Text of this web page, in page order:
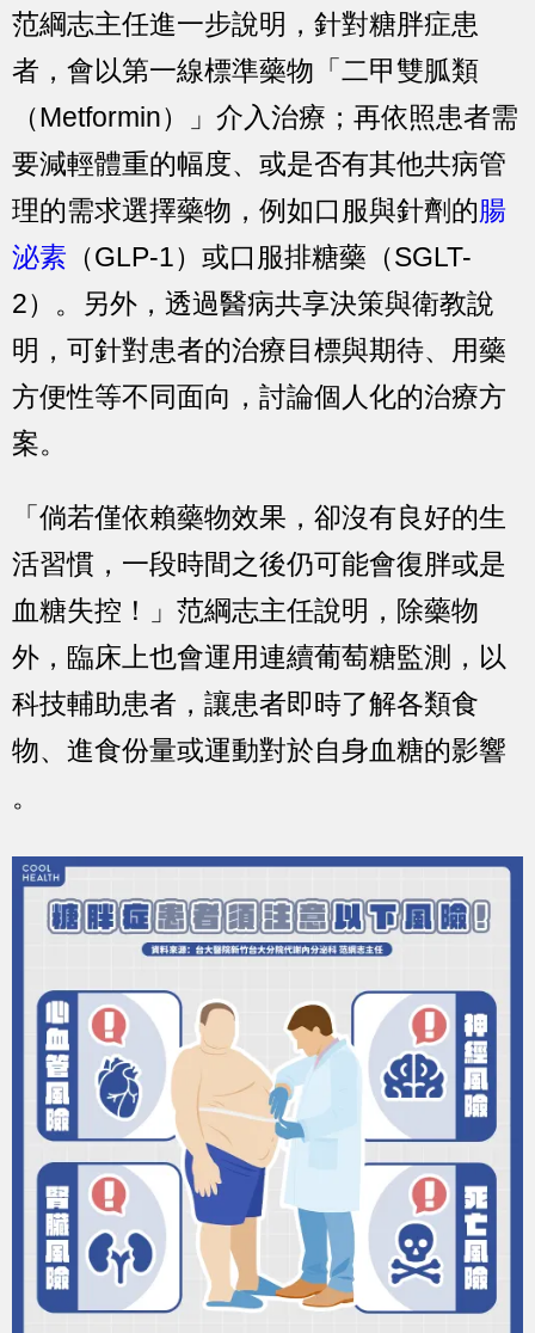
范綱志主任進一步說明，針對糖胖症患
者，會以第一線標準藥物「二甲雙胍類
（Metformin）」介入治療；再依照患者需
要減輕體重的幅度、或是否有其他共病管
理的需求選擇藥物，例如口服與針劑的腸
泌素 （GLP-1）或口服排糖藥（SGLT-
2）。另外，透過醫病共享決策與衛教說
明，可針對患者的治療目標與期待、用藥
方便性等不同面向，討論個人化的治療方
案。
「倘若僅依賴藥物效果，卻沒有良好的生
活習慣，一段時間之後仍可能會復胖或是
血糖失控！」范綱志主任說明，除藥物
外，臨床上也會運用連續葡萄糖監測，以
科技輔助患者，讓患者即時了解各類食
物、進食份量或運動對於自身血糖的影響
。